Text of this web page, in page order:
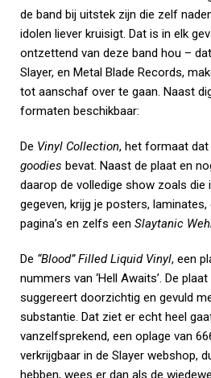
de band bij uitstek zijn die zelf
idolen liever kruisigt. Dat is in elk
ontzettend van deze band hou –
Slayer, en Metal Blade Records,
tot aanschaf over te gaan. Naast
formaten beschikbaar:
De Vinyl Collection, het formaat
goodies bevat. Naast de plaat en
daarop de volledige show zoals die
gegeven, krijg je posters,
pagina’s en zelfs een Slaytanic
De “Blood” Filled Liquid Vinyl, een
nummers van ‘Hell Awaits’. De
suggereert doorzichtig en gevuld
substantie. Dat ziet er echt heel
vanzelfsprekend, een oplage van
verkrijgbaar in de Slayer webshop,
hebben, wees er dan als de